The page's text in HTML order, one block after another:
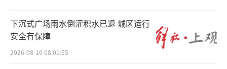
下沉式广场雨水倒灌积水已退 城区运行
安全有保障
2026-08-10 08:01:55